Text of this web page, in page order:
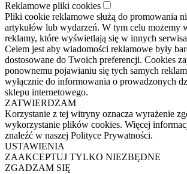
Reklamowe pliki cookies
Pliki cookie reklamowe służą do promowania
artykułów lub wydarzeń. W tym celu możemy
reklamy, które wyświetlają się w innych
Celem jest aby wiadomości reklamowe były
dostosowane do Twoich preferencji. Cookies
ponownemu pojawianiu się tych samych
wyłącznie do informowania o prowadzonych
sklepu internetowego.
ZATWIERDZAM
Korzystanie z tej witryny oznacza wyrażenie
wykorzystanie plików cookies. Więcej
znaleźć w naszej Polityce Prywatności.
USTAWIENIA
ZAAKCEPTUJ TYLKO NIEZBĘDNE
ZGADZAM SIĘ